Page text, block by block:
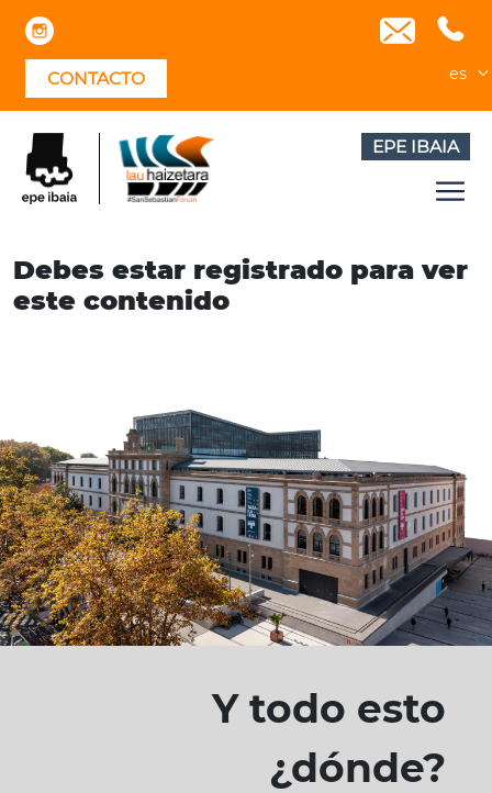
Skip
contentCONTACTO es
EPE IBAIA
Debes estar registrado para ver
este contenido
Y todo esto
¿dónde?